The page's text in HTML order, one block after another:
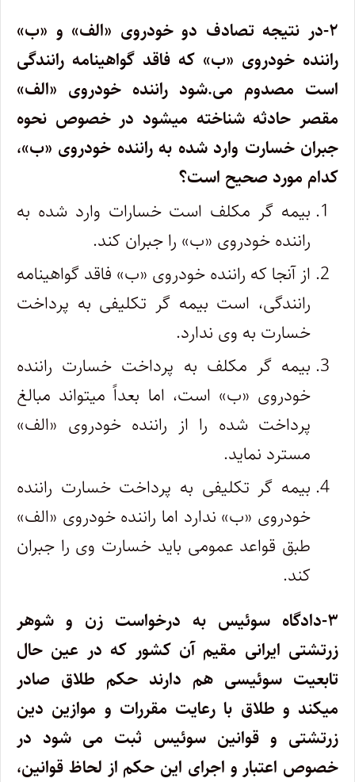
۲-در نتیجه تصادف دو خودروی «الف» و «ب»
راننده خودروی «ب» که فاقد گواهینامه رانندگی
است مصدوم می.شود راننده خودروی «الف»
مقصر حادثه شناخته میشود در خصوص نحوه
جبران خسارت وارد شده به راننده خودروی «ب»،
کدام مورد صحیح است؟
بیمه گر مکلف است خسارات وارد شده به
راننده خودروی «ب» را جبران کند.
از آنجا که راننده خودروی «ب» فاقد گواهینامه
رانندگی، است بیمه گر تکلیفی به پرداخت
خسارت به وی ندارد.
بیمه گر مکلف به پرداخت خسارت راننده
خودروی «ب» است، اما بعداً میتواند مبالغ
پرداخت شده را از راننده خودروی «الف»
مسترد نماید.
بیمه گر تکلیفی به پرداخت خسارت راننده
خودروی «ب» ندارد اما راننده خودروی «الف»
طبق قواعد عمومی باید خسارت وی را جبران
کند.
۳-دادگاه سوئیس به درخواست زن و شوهر
زرتشتی ایرانی مقیم آن کشور که در عین حال
تابعیت سوئیسی هم دارند حکم طلاق صادر
میکند و طلاق با رعایت مقررات و موازین دین
زرتشتی و قوانین سوئیس ثبت می شود در
خصوص اعتبار و اجرای این حکم از لحاظ قوانین،